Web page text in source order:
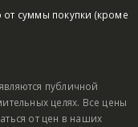
от суммы покупки (кроме
публичной
целях. Все цены
от цен в наших